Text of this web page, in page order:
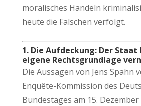
moralisches Handeln
heute die Falschen verfolgt.
1. Die Aufdeckung: Der Staat
eigene Rechtsgrundlage
Die Aussagen von Jens Spahn
Enquête-Kommission des
Bundestages am 15.